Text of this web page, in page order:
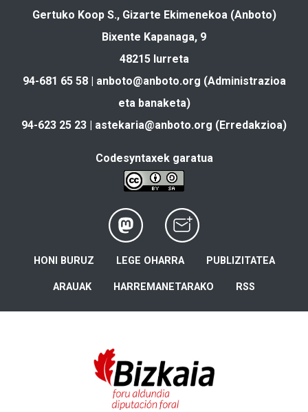
Gertuko Koop S., Gizarte Ekimenekoa (Anboto)
Bixente Kapanaga, 9
48215 Iurreta
94-681 65 58 | anboto@anboto.org (Administrazioa
eta banaketa)
94-623 25 23 | astekaria@anboto.org (Erredakzioa)
Codesyntaxek garatua
HONI BURUZ LEGE OHARRA PUBLIZITATEA
ARAUAK HARREMANETARAKO RSS